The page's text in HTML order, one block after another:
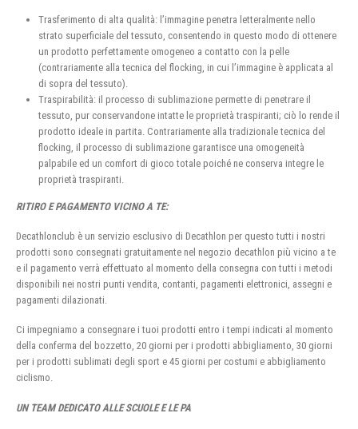
Trasferimento di alta qualità: l’immagine penetra letteralmente nello
strato superficiale del tessuto, consentendo in questo modo di ottenere
un prodotto perfettamente omogeneo a contatto con la pelle
(contrariamente alla tecnica del flocking, in cui l’immagine è applicata al
di sopra del tessuto).
Traspirabilità: il processo di sublimazione permette di penetrare il
tessuto, pur conservandone intatte le proprietà traspiranti; ciò lo rende il
prodotto ideale in partita. Contrariamente alla tradizionale tecnica del
flocking, il processo di sublimazione garantisce una omogeneità
palpabile ed un comfort di gioco totale poiché ne conserva integre le
proprietà traspiranti.
RITIRO E PAGAMENTO VICINO A TE:
Decathlonclub è un servizio esclusivo di Decathlon per questo tutti i nostri
prodotti sono consegnati gratuitamente nel negozio decathlon più vicino a te
e il pagamento verrà effettuato al momento della consegna con tutti i metodi
disponibili nei nostri punti vendita, contanti, pagamenti elettronici, assegni e
pagamenti dilazionati.
Ci impegniamo a consegnare i tuoi prodotti entro i tempi indicati al momento
della conferma del bozzetto, 20 giorni per i prodotti abbigliamento, 30 giorni
per i prodotti sublimati degli sport e 45 giorni per costumi e abbigliamento
ciclismo.
UN TEAM DEDICATO ALLE SCUOLE E LE PA